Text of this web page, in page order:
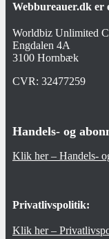
Webbureauer.dk er
Worldbiz Unlimited
Engdalen 4A
3100 Hornbæk
CVR: 32477259
Handels- og
Klik her – Handels-
Privatlivspolitik:
Klik her –